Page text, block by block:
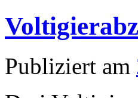
Publiziert am